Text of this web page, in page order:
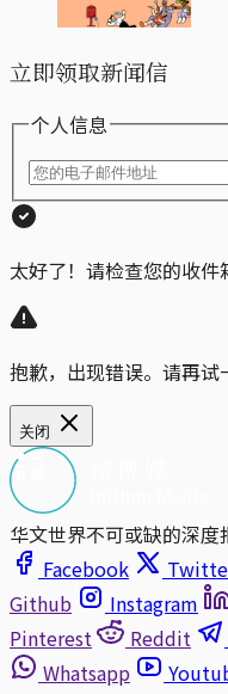
立即领取新闻信
个人信息
太好了！请检查您的收件
抱歉，出现错误。请再试
关闭
华文世界不可或缺的深度
Facebook
Github
Instagram
Pinterest
Reddit
Whatsapp